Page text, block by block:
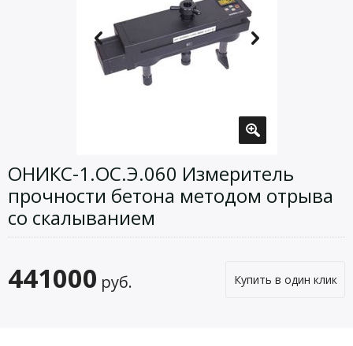
ОНИКС-1.ОС.Э.060 Измеритель
прочности бетона методом отрыва
со скалыванием
441000 руб. Купить в один клик